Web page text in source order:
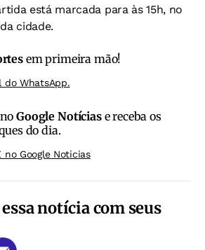
está marcada para às 15h, no
cidade.
em primeira mão!
do WhatsApp.
noGoogle Notíciase receba os
do dia.
no Google Noticias
notícia com seus